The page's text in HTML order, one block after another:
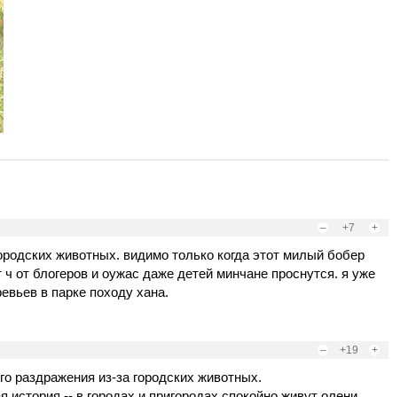
– +7 +
животных. видимо только когда этот милый бобер
от блогеров и оужас даже детей минчане проснутся. я уже
в парке походу хана.
– +19 +
раздражения из-за городских животных.